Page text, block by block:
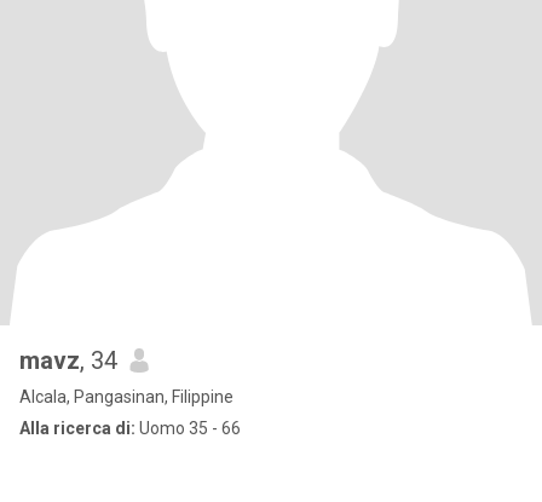
mavz, 34
Alcala, Pangasinan, Filippine
Alla ricerca di: Uomo 35 - 66